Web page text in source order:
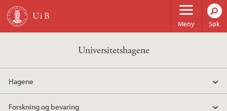
Hopp til hovedinnhold
Meny Søk
Universitetshagene
Hagene
Forskning og bevaring